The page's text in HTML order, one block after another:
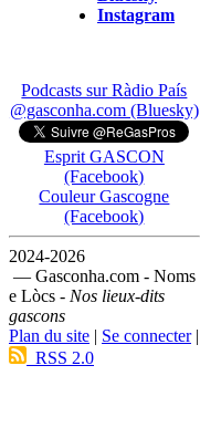
Instagram
Podcasts sur Ràdio País
@gasconha.com (Bluesky)
Esprit GASCON
(Facebook)
Couleur Gascogne
(Facebook)
2024-2026
— Gasconha.com - Noms
e Lòcs - Nos lieux-dits
gascons
Plan du site | Se connecter|
RSS 2.0